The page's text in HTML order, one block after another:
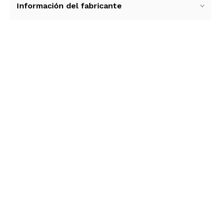
avanzados contra cortocircuitos, sobrecorriente
Información del fabricante